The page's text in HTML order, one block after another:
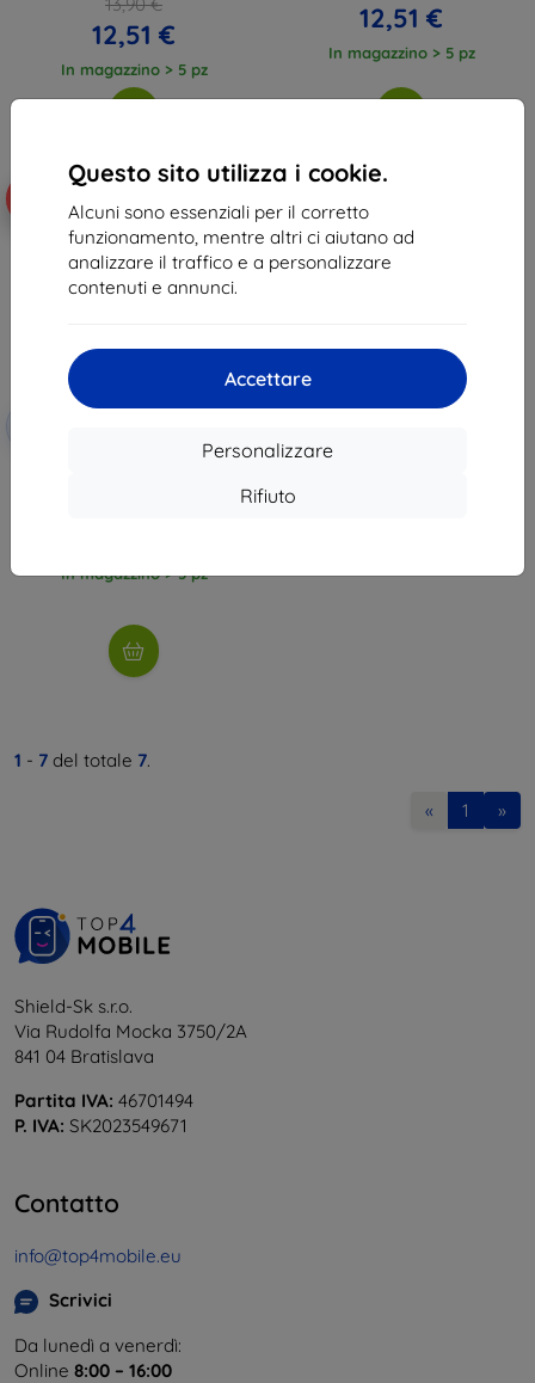
Questo sito utilizza i cookie.
Alcuni sono essenziali per il corretto
funzionamento, mentre altri ci aiutano ad
analizzare il traffico e a personalizzare
contenuti e annunci.
Accettare
Personalizzare
Rifiuto
12,51 €
In magazzino > 5 pz
12,51 €
In magazzino > 5 pz
per Motorola Edge 60 Pro nero
In magazzino > 5 pz
1 - 7 del totale 7.
« 1 »
Shield-Sk s.r.o.
Via Rudolfa Mocka 3750/2A
841 04 Bratislava
Partita IVA: 46701494
P. IVA: SK2023549671
Contatto
info@top4mobile.eu
Scrivici
Da lunedì a venerdì:
Online 8:00 – 16:00